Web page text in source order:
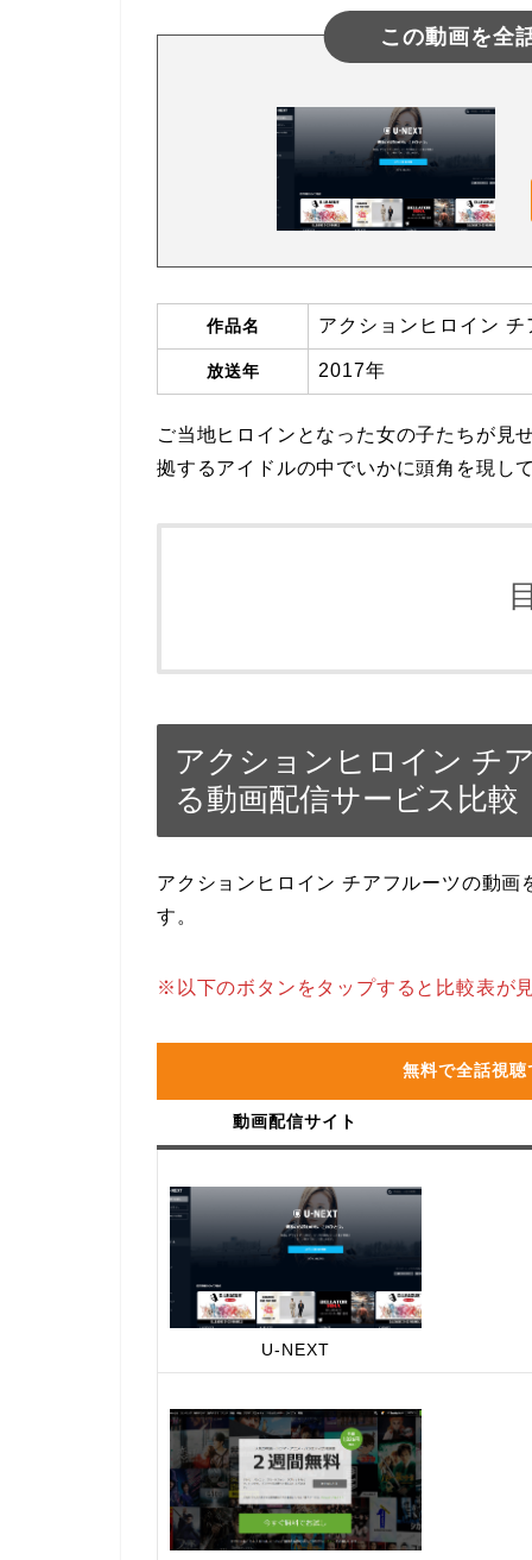
この動画を全
作品名 アクションヒロイン チ
放送年 2017年
ご当地ヒロインとなった女の子たちが見
拠するアイドルの中でいかに頭角を現し
アクションヒロイン チ
る動画配信サービス比較
アクションヒロイン チアフルーツの動
す。
※以下のボタンをタップすると比較表が
無料で全話視
動画配信サイト
U-NEXT